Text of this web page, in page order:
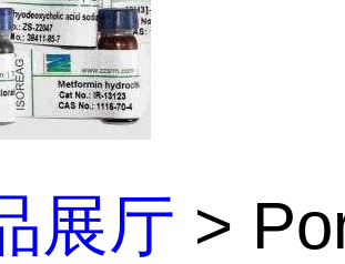
展厅 >